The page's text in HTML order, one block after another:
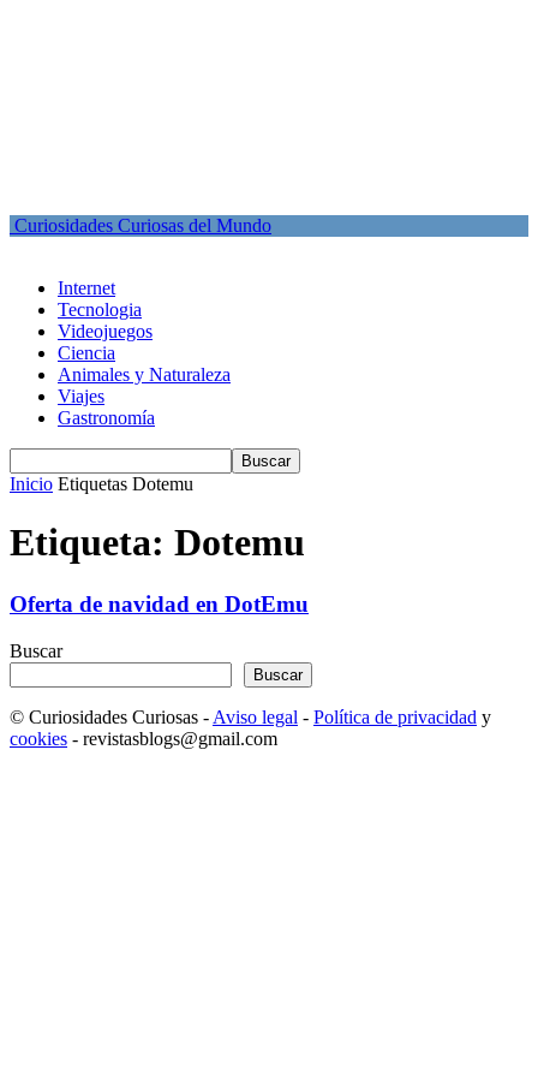
Curiosidades Curiosas del Mundo
Internet
Tecnologia
Videojuegos
Ciencia
Animales y Naturaleza
Viajes
Gastronomía
Inicio Etiquetas Dotemu
Etiqueta: Dotemu
Oferta de navidad en DotEmu
Buscar
Buscar
© Curiosidades Curiosas - Aviso legal - Política de privacidad y
cookies - revistasblogs@gmail.com